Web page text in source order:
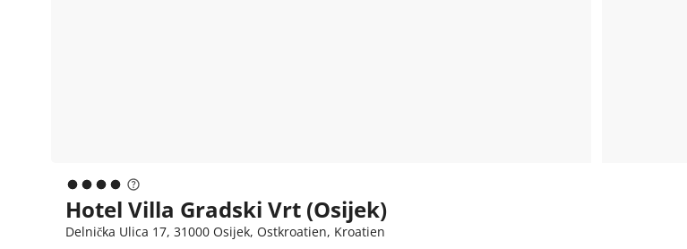
Hotel Villa Gradski Vrt (Osijek)
Delnička Ulica 17, 31000 Osijek, Ostkroatien, Kroatien